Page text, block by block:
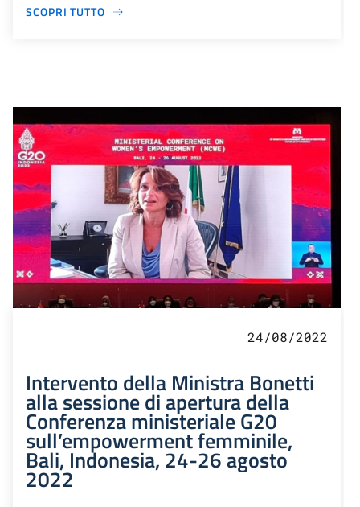
SCOPRI TUTTO
24/08/2022
Intervento della Ministra Bonetti
alla sessione di apertura della
Conferenza ministeriale G20
sull’empowerment femminile,
Bali, Indonesia, 24-26 agosto
2022